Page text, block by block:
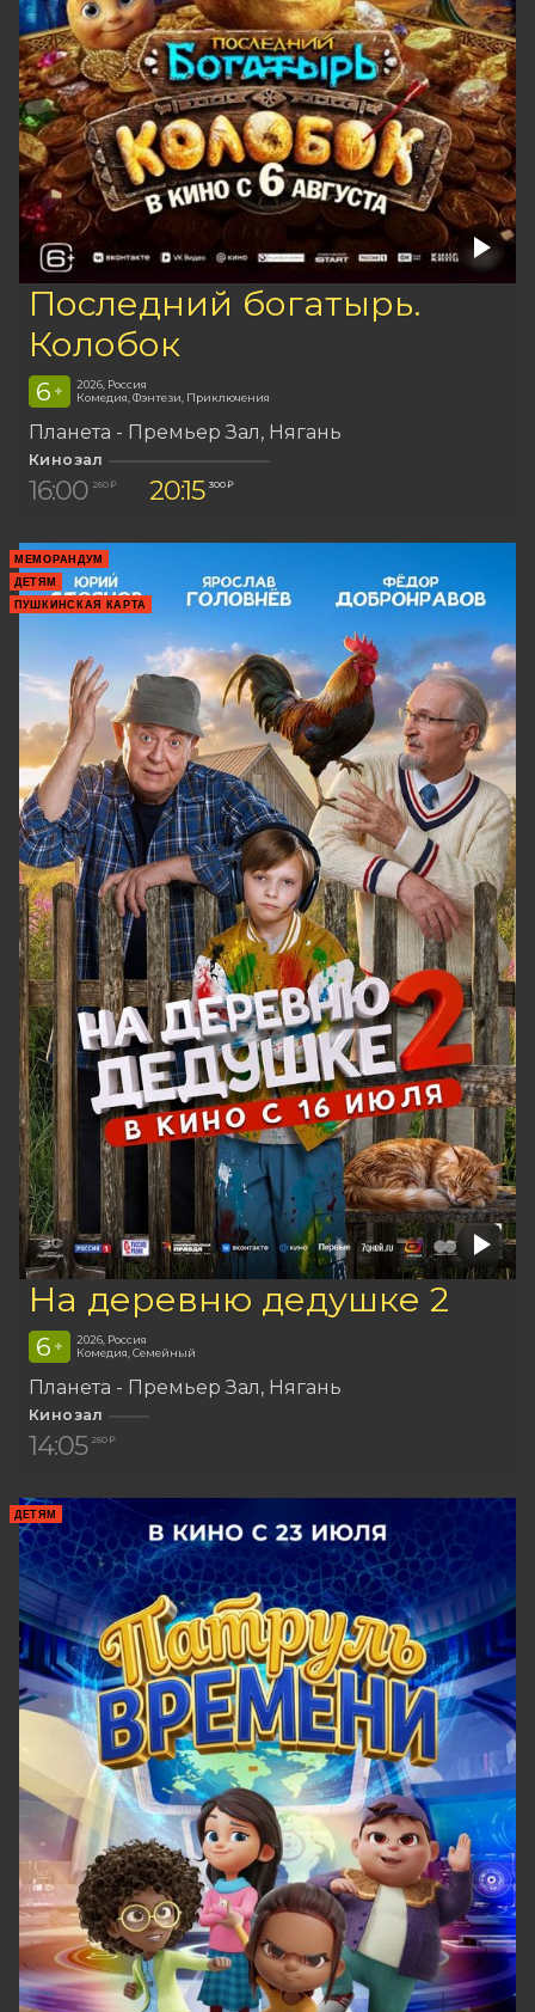
Последний богатырь.
Колобок
6 +
2026, Россия
Комедия, Фэнтези, Приключения
Планета - Премьер Зал Нягань
Кинозал
16:00 260 ₽ 20:15 300 ₽
МЕМОРАНДУМ
ДЕТЯМ
ПУШКИНСКАЯ КАРТА
На деревню дедушке 2
6 +
2026, Россия
Комедия, Семейный
Планета - Премьер Зал Нягань
Кинозал
14:05 260 ₽
ДЕТЯМ